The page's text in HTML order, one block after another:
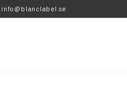
info@blanclabel.se